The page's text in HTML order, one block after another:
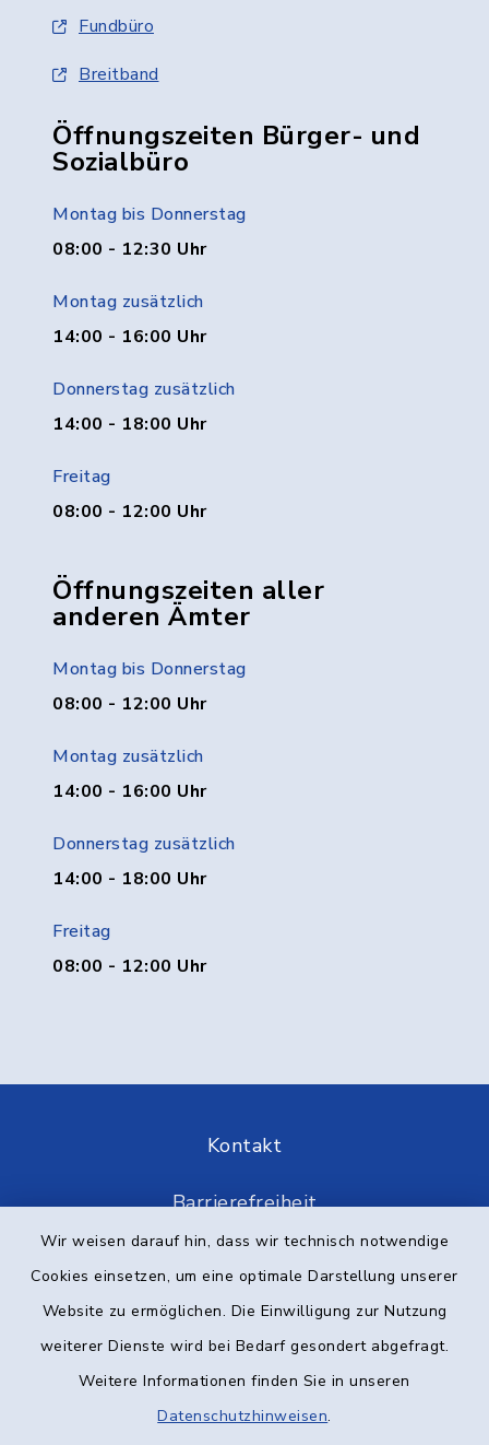
Wir weisen darauf hin, dass wir technisch notwendige
Cookies einsetzen, um eine optimale Darstellung unserer
Website zu ermöglichen. Die Einwilligung zur Nutzung
weiterer Dienste wird bei Bedarf gesondert abgefragt.
Weitere Informationen finden Sie in unseren
Datenschutzhinweisen.
Fundbüro
Breitband
Öffnungszeiten Bürger- und
Sozialbüro
Montag bis Donnerstag
08:00 - 12:30 Uhr
Montag zusätzlich
14:00 - 16:00 Uhr
Donnerstag zusätzlich
14:00 - 18:00 Uhr
Freitag
08:00 - 12:00 Uhr
Öffnungszeiten aller
anderen Ämter
Montag bis Donnerstag
08:00 - 12:00 Uhr
Montag zusätzlich
14:00 - 16:00 Uhr
Donnerstag zusätzlich
14:00 - 18:00 Uhr
Freitag
08:00 - 12:00 Uhr
Kontakt
Barrierefreiheit
Impressum
Elektronische Kommunikation
Sitemap